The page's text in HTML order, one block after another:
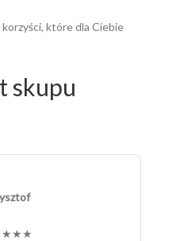
które dla Ciebie
skupu